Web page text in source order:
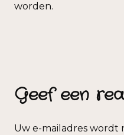
worden.
Geef een
Uw e-mailadres wordt